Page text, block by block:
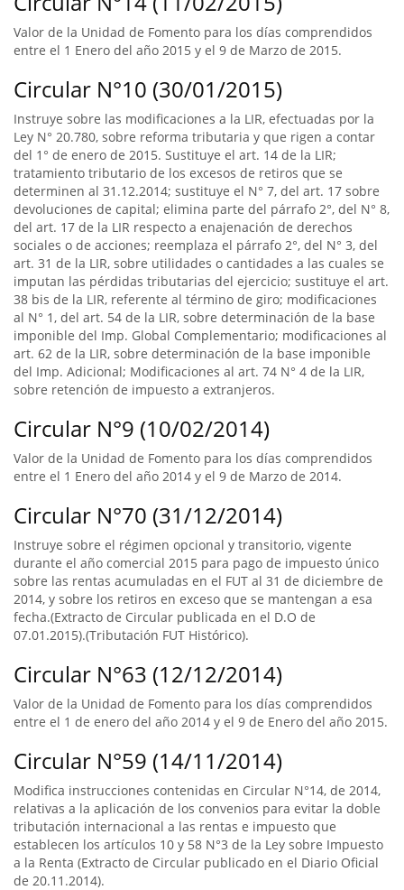
Valor de la Unidad de Fomento para los días comprendidos
entre el 1 Enero del año 2015 y el 9 de Marzo de 2015.
Circular N°10 (30/01/2015)
Instruye sobre las modificaciones a la LIR, efectuadas por la
Ley N° 20.780, sobre reforma tributaria y que rigen a contar
del 1° de enero de 2015. Sustituye el art. 14 de la LIR;
tratamiento tributario de los excesos de retiros que se
determinen al 31.12.2014; sustituye el N° 7, del art. 17 sobre
devoluciones de capital; elimina parte del párrafo 2°, del N° 8,
del art. 17 de la LIR respecto a enajenación de derechos
sociales o de acciones; reemplaza el párrafo 2°, del N° 3, del
art. 31 de la LIR, sobre utilidades o cantidades a las cuales se
imputan las pérdidas tributarias del ejercicio; sustituye el art.
38 bis de la LIR, referente al término de giro; modificaciones
al N° 1, del art. 54 de la LIR, sobre determinación de la base
imponible del Imp. Global Complementario; modificaciones al
art. 62 de la LIR, sobre determinación de la base imponible
del Imp. Adicional; Modificaciones al art. 74 N° 4 de la LIR,
sobre retención de impuesto a extranjeros.
Circular N°9 (10/02/2014)
Valor de la Unidad de Fomento para los días comprendidos
entre el 1 Enero del año 2014 y el 9 de Marzo de 2014.
Circular N°70 (31/12/2014)
Instruye sobre el régimen opcional y transitorio, vigente
durante el año comercial 2015 para pago de impuesto único
sobre las rentas acumuladas en el FUT al 31 de diciembre de
2014, y sobre los retiros en exceso que se mantengan a esa
fecha.(Extracto de Circular publicada en el D.O de
07.01.2015).(Tributación FUT Histórico).
Circular N°63 (12/12/2014)
Valor de la Unidad de Fomento para los días comprendidos
entre el 1 de enero del año 2014 y el 9 de Enero del año 2015.
Circular N°59 (14/11/2014)
Modifica instrucciones contenidas en Circular N°14, de 2014,
relativas a la aplicación de los convenios para evitar la doble
tributación internacional a las rentas e impuesto que
establecen los artículos 10 y 58 N°3 de la Ley sobre Impuesto
a la Renta (Extracto de Circular publicado en el Diario Oficial
de 20.11.2014).